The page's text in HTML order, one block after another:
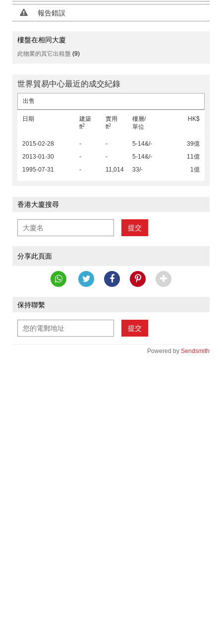
報告錯誤
樓盤在相同大廈
此物業的其它出租盤 (9)
世界貿易中心最近的成交紀錄
出售
日期
建築
ft2
實用
ft2
樓層/
單位
HK$
2015-02-28 - - 5-14&/-
39億
2013-01-30
- - 5-14&/-
11億
1995-07-31
- 11,014 33/- 1億
香港大廈搜尋
提交
分享此頁面
保持聯繫
提交
Powered by Sendsmith